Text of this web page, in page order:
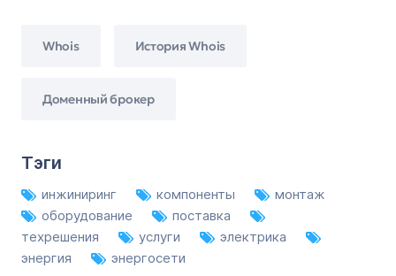
Whois История Whois
Доменный брокер
Тэги
инжиниринг компоненты
монтаж
оборудование
поставка
техрешения
услуги
электрика
энергия
энергосети